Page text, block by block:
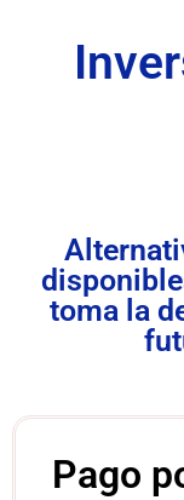
toma la
Pago